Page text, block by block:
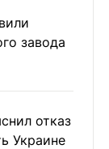
завода
отказ
Украине